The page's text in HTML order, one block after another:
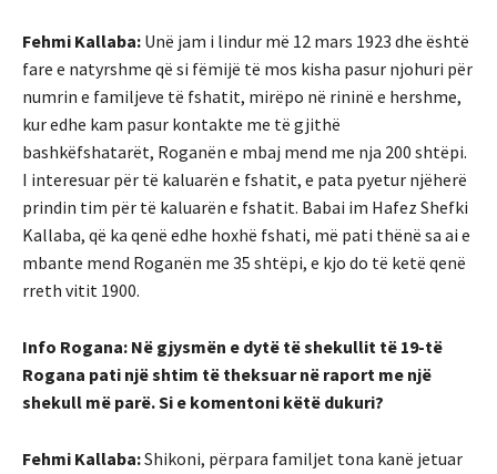
Fehmi Kallaba: Unë jam i lindur më 12 mars 1923 dhe është
fare e natyrshme që si fëmijë të mos kisha pasur njohuri për
numrin e familjeve të fshatit, mirëpo në rininë e hershme,
kur edhe kam pasur kontakte me të gjithë
bashkëfshatarët, Roganën e mbaj mend me nja 200 shtëpi.
I interesuar për të kaluarën e fshatit, e pata pyetur njëherë
prindin tim për të kaluarën e fshatit. Babai im Hafez Shefki
Kallaba, që ka qenë edhe hoxhë fshati, më pati thënë sa ai e
mbante mend Roganën me 35 shtëpi, e kjo do të ketë qenë
rreth vitit 1900.
Info Rogana: Në gjysmën e dytë të shekullit të 19-të
Rogana pati një shtim të theksuar në raport me një
shekull më parë. Si e komentoni këtë dukuri?
Fehmi Kallaba:Shikoni, përpara familjet tona kanë jetuar